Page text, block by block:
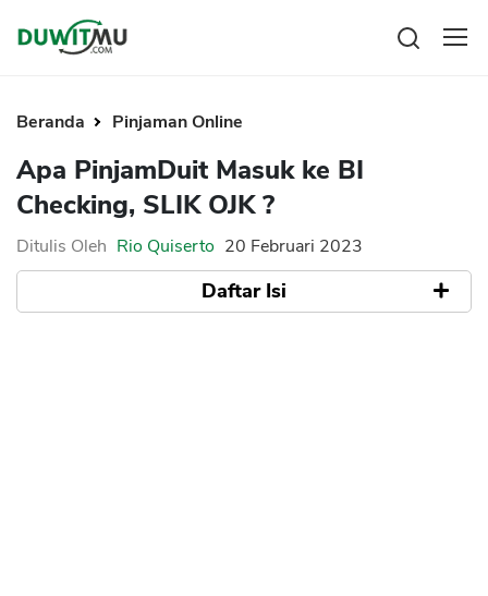
Reksadana
Saham
Bitcoin
Beranda Pinjaman Online
Apa PinjamDuit Masuk ke BI
Checking, SLIK OJK ?
Ditulis Oleh Rio Quiserto 20 Februari 2023
Daftar Isi